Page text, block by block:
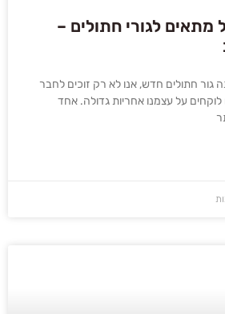
מתאים לגורי חתולים –
גור חתולים חדש, אנו לא רק זוכים לחבר
על עצמנו אחריות גדולה. אחד